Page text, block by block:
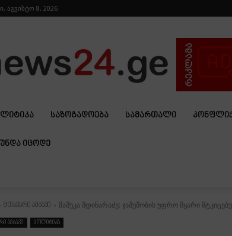
აგვისტო 8, 2026
ᲡᲐᲖᲝᲒᲐᲓᲝᲔᲑᲐ ᲡᲐᲛᲐᲠᲗᲐᲚᲘ
ᲣᲜᲓᲐ ᲘᲪᲝᲓᲔ
მთავარი ამბავი მამუკა მდინარაძე: ჯაშუშობის უფრო მყარი
ამბავი პოლიტიკა